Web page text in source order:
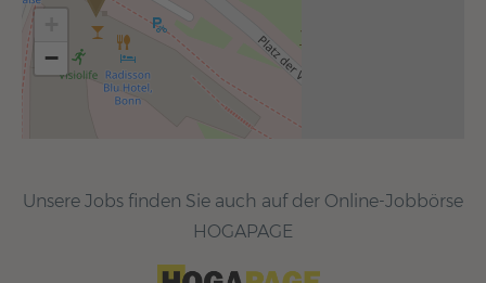
Unsere Jobs finden Sie auch auf der Online-Jobbörse
HOGAPAGE